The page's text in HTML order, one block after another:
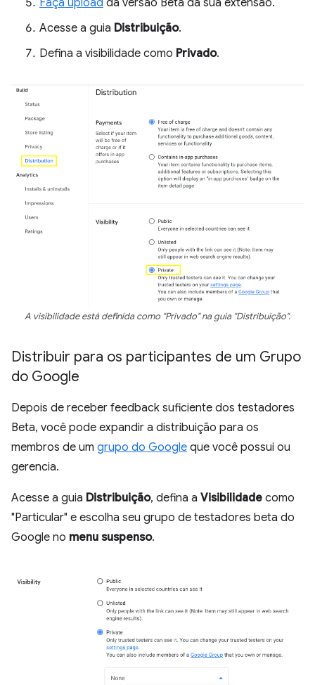
Acesse a guia Distribuição.
Defina a visibilidade como Privado.
A visibilidade está definida como "Privado" na guia "Distribuição".
Distribuir para os participantes de um Grupo
do Google
Depois de receber feedback suficiente dos testadores
Beta, você pode expandir a distribuição para os
membros de um grupo do Google que você possui ou
gerencia.
Acesse a guia Distribuição, defina a Visibilidade como
"Particular" e escolha seu grupo de testadores beta do
Google no menu suspenso.